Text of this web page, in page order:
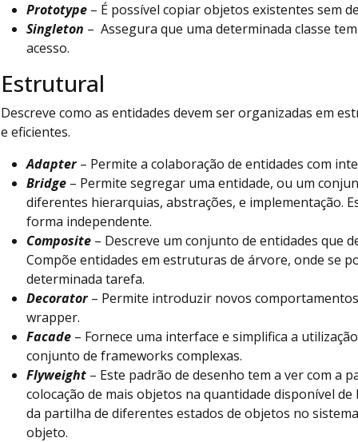
Prototype – É possível copiar objetos existentes sem
Singleton – Assegura que uma determinada classe
acesso.
Estrutural
Descreve como as entidades devem ser organizadas em
e eficientes.
Adapter– Permite a colaboração de entidades com
Bridge – Permite segregar uma entidade, ou um
diferentes hierarquias, abstrações, e implementação.
forma independente.
Composite – Descreve um conjunto de entidades que
Compõe entidades em estruturas de árvore, onde se
determinada tarefa.
Decorator– Permite introduzir novos
wrapper.
Facade – Fornece uma interface e simplifica a
conjunto de frameworks complexas.
Flyweight – Este padrão de desenho tem a ver com a
colocação de mais objetos na quantidade disponível
da partilha de diferentes estados de objetos no
objeto.